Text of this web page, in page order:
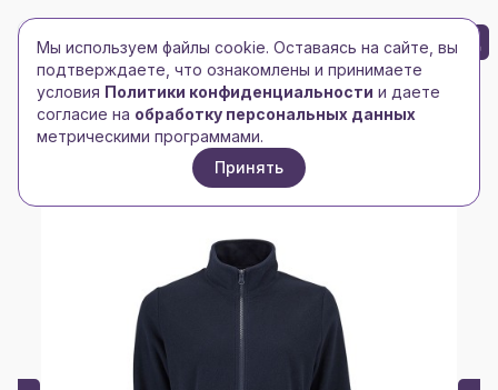
Toggle navigation
Toggle navigation
БРЕНД-ЛОГО 0
Главная/Толстовки /Женские толстовки /
Толстовка женская флисовая NORMAN WOMEN 220
Мы используем файлы cookie. Оставаясь на сайте, вы
подтверждаете, что ознакомлены и принимаете
условия Политики конфиденциальности и даете
согласие на обработку персональных данных
метрическими программами.
Принять